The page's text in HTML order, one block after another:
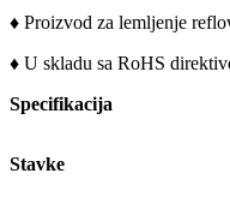
♦ Proizvod za lemljenje
♦ U skladu sa RoHS
Specifikacija
Stavke